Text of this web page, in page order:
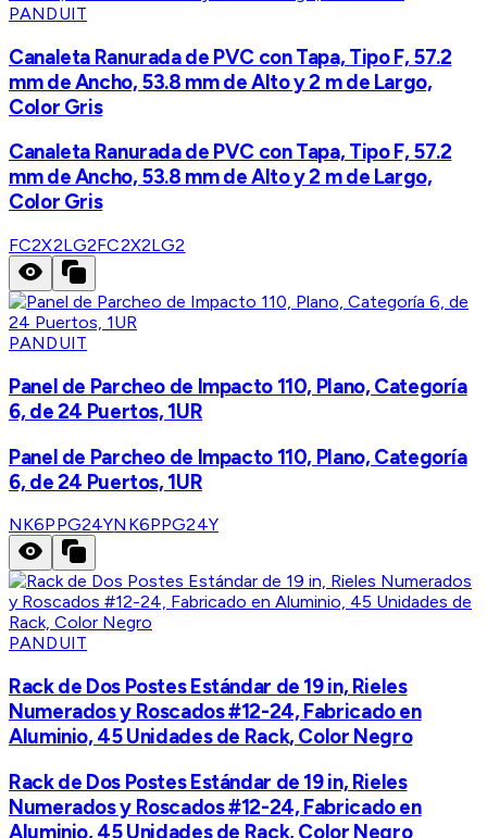
PANDUIT
Canaleta Ranurada de PVC con Tapa, Tipo F, 57.2
mm de Ancho, 53.8 mm de Alto y 2 m de Largo,
Color Gris
Canaleta Ranurada de PVC con Tapa, Tipo F, 57.2
mm de Ancho, 53.8 mm de Alto y 2 m de Largo,
Color Gris
FC2X2LG2FC2X2LG2
PANDUIT
Panel de Parcheo de Impacto 110, Plano, Categoría
6, de 24 Puertos, 1UR
Panel de Parcheo de Impacto 110, Plano, Categoría
6, de 24 Puertos, 1UR
NK6PPG24YNK6PPG24Y
PANDUIT
Rack de Dos Postes Estándar de 19 in, Rieles
Numerados y Roscados #12-24, Fabricado en
Aluminio, 45 Unidades de Rack, Color Negro
Rack de Dos Postes Estándar de 19 in, Rieles
Numerados y Roscados #12-24, Fabricado en
Aluminio, 45 Unidades de Rack, Color Negro